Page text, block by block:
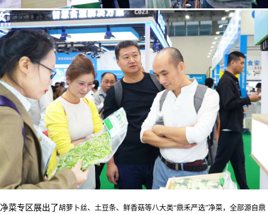
净菜专区展出了胡萝卜丝、土豆条、鲜香菇等八大类“鼎禾严选”净菜， 全部源自鼎